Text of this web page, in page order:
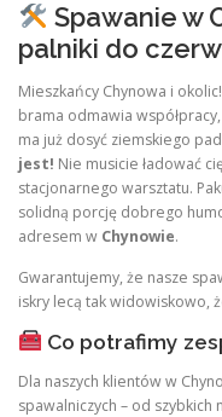
Spawanie w
palniki do
Mieszkańcy Chynowa i
brama odmawia
ma już dosyć ziemskiego
jest! Nie musicie ładować
stacjonarnego warsztatu.
solidną porcję dobrego
adresem w Chynowie.
Gwarantujemy, że nasze
iskry lecą tak widowiskowo,
Co potrafimy
Dla naszych klientów w
spawalniczych – od